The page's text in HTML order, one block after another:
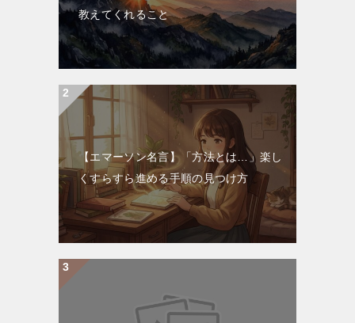
教えてくれること
【エマーソン名言】「方法とは…」楽し
くすらすら進める手順の見つけ方